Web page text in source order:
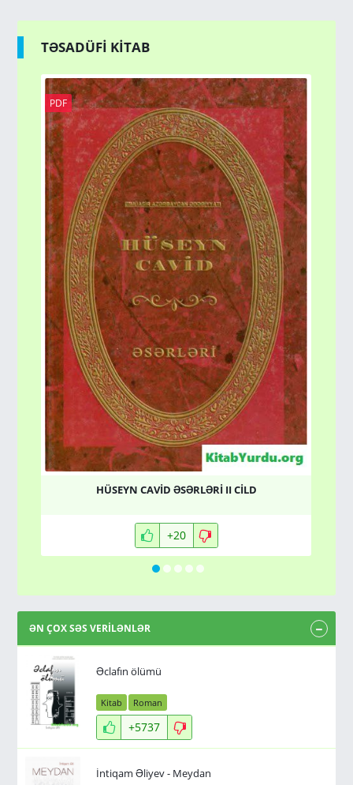
TƏSADÜFİ KİTAB
PDF
HÜSEYN CAVİD ƏSƏRLƏRİ II CİLD
+20
ƏN ÇOX SƏS VERİLƏNLƏR
Əclafın ölümü
Kitab Roman
+5737
İntiqam Əliyev - Meydan